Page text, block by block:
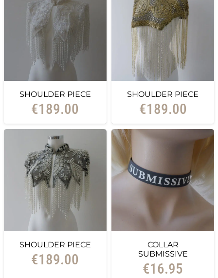
SHOULDER PIECE
€189.00
SHOULDER PIECE
€189.00
SHOULDER PIECE
€189.00
COLLAR
SUBMISSIVE
€16.95